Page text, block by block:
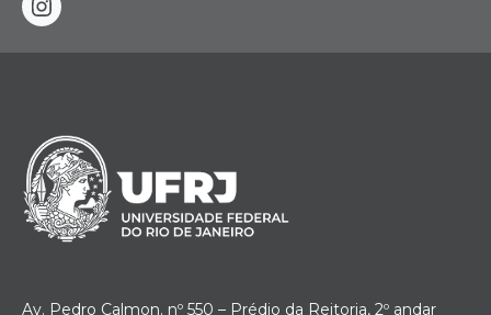
instagram
Av. Pedro Calmon. nº 550 – Prédio da Reitoria, 2º andar